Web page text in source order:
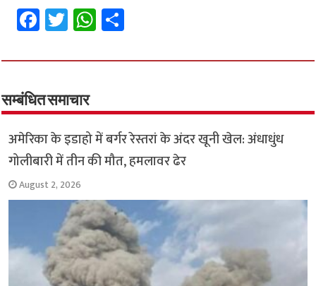
Fa
ce
b
o
o
k
T
wi
tt
er
W
h
at
p
p
ar
सम्बंधित समाचार
अमेरिका के इडाहो में बर्गर रेस्तरां के अंदर खूनी खेल: अंधाधुंध
गोलीबारी में तीन की मौत, हमलावर ढेर
August 2, 2026